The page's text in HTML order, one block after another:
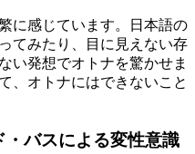
に感じています。日本語の
てみたり、目に見えない存
い発想でオトナを驚かせま
、オトナにはできないこと
バスによる変性意識